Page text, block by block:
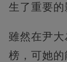
生了重要的
雖然在尹
榜，可她的